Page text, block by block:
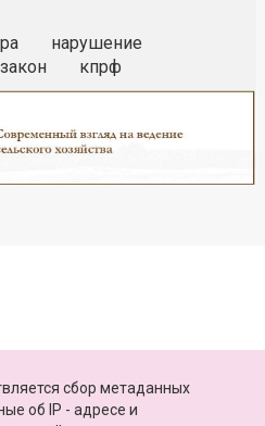
нарушение
закон кпрф
сбор метаданных
об IP - адресе и